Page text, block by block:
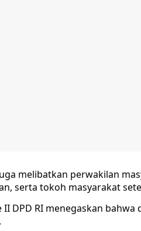
melibatkan perwakilan
serta tokoh masyarakat
DPD RI menegaskan bahwa